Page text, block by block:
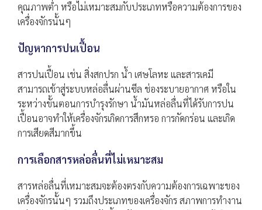
คุณภาพต่ำ หรือไม่เหมาะสมกับประเภทหรือความต้องการของ
เครื่องจักรนั้นๆ
ปัญหาการปนเปื้อน
สารปนเปื้อน เช่น สิ่งสกปรก น้ำ เศษโลหะ และสารเคมี
สามารถเข้าสู่ระบบหล่อลื่นผ่านซีล ช่องระบายอากาศ หรือใน
ระหว่างขั้นตอนการบำรุงรักษา น้ำมันหล่อลื่นที่ได้รับการปน
เปื้อนอาจทำให้เครื่องจักรเกิดการสึกหรอ การกัดกร่อน และเกิด
การเสียดสีมากขึ้น
การเลือกสารหล่อลื่นที่ไม่เหมาะสม
สารหล่อลื่นที่เหมาะสมจะต้องตรงกับความต้องการเฉพาะของ
เครื่องจักรนั้นๆ รวมถึงประเภทของเครื่องจักร สภาพการทำงาน